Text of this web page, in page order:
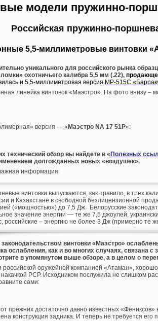
модели пружинно-
Российская пружинно-
5,5-миллиметровые винтовки
уникального для российского рынка
охотничьего калибра 5,5 мм (.22),
и 5,5-миллиметровая версия МР-515С
линейка винтовок «Маэстро». На фото внизу –
версия — « Маэстро NA 17 51P«:
технический обзор вы найдете в « Полезных
долгожданных новых «воздушек».
информация:
винтовки выпускаются, как правило, в трех
и Казахстане в свободной безлицензионной
(«мощностью») до 7,5 Дж. Белорусские
значение энергии — те же 7,5 джоулей,
российские – энергию не более 3 Дж (примерно те
законодательством винтовки «Маэстро»
ослабления, как и во многих случаях, связана
в упомянутом выше обзоре, а в целом о
российской оружейной компанией «Атаман»,
PCP. Исходником послужила не слишком
сами:
от прежних достаточно давно известных
конструкция задника. И теперь не требуется его